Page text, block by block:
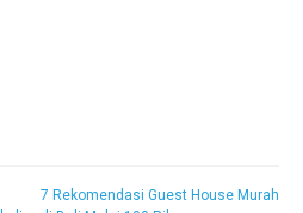
7 Rekomendasi Guest House Murah